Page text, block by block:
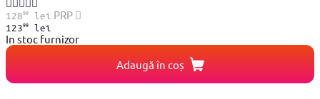
12899lei PRP
12399lei
In stoc furnizor
Adaugă în coș